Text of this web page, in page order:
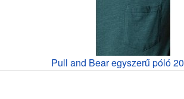
Pull and Bear egyszerű póló